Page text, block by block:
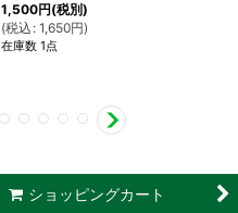
1,500円(税別)
(税込 : 1,650円)
在庫数 1点
ショッピングカート